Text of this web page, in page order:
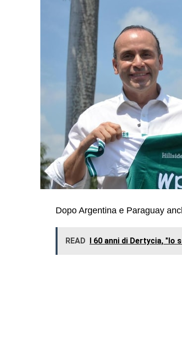
Dopo Argentina e Paraguay
READ I 60 anni di Dertycia, "lo